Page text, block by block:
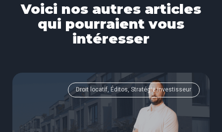
Voici nos autres articles
qui pourraient vous
intéresser
Droit locatif, Éditos, Stratégie investisseur